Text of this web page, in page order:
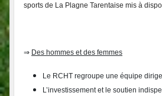
sports de La Plagne Tarentaise mis à
⇒ Des hommes et des femmes
Le RCHT regroupe une équipe
L’investissement et le soutien